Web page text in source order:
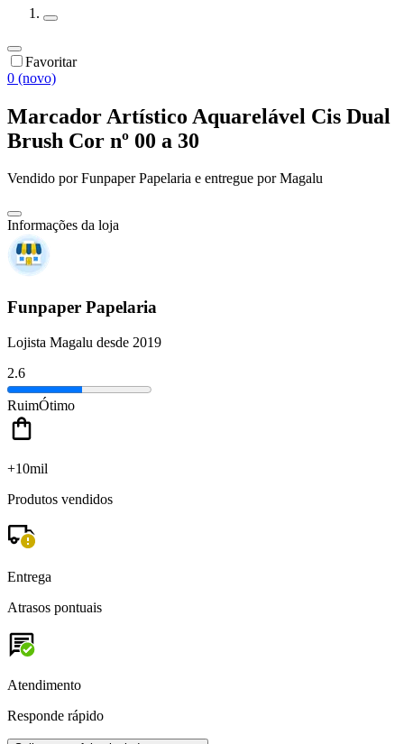
Favoritar
0 (novo)
Marcador Artístico Aquarelável Cis Dual
Brush Cor nº 00 a 30
Vendido porFunpaper Papelaria e entregue por Magalu
Informações da loja
Funpaper Papelaria
Lojista Magalu desde 2019
2.6
RuimÓtimo
+10mil
Produtos vendidos
Entrega
Atrasos pontuais
Atendimento
Responde rápido